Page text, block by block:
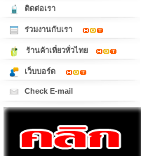
ติดต่อเรา
ร่วมงานกับเรา
ร้านค้าเที่ยวทั่วไทย
เว็บบอร์ด
Check E-mail